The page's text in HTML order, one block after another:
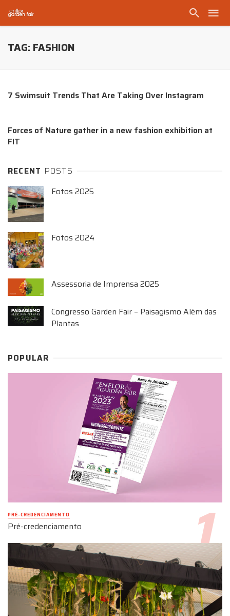
TAG: FASHION
7 Swimsuit Trends That Are Taking Over Instagram
Forces of Nature gather in a new fashion exhibition at
FIT
RECENT POSTS
Fotos 2025
Fotos 2024
Assessoria de Imprensa 2025
Congresso Garden Fair – Paisagismo Além das
Plantas
POPULAR
PRÉ-CREDENCIAMENTO
Pré-credenciamento